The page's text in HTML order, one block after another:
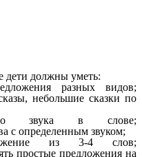
дети должны уметь:
разных видов;
небольшие сказки по
звука в слове;
с определенным звуком;
из 3-4 слов;
простые предложения на